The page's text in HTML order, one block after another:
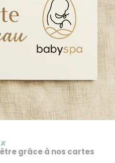
grâce à nos cartes